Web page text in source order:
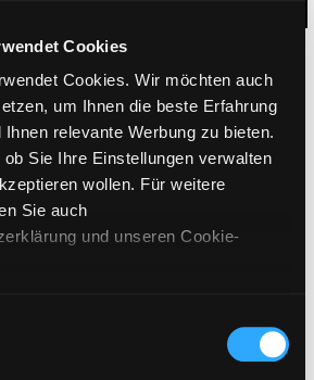
Cookies
Cookies. Wir möchten auch
um Ihnen die beste Erfahrung
relevante Werbung zu bieten.
Sie Ihre Einstellungen verwalten
wollen. Für weitere
Sie auch
und unseren Cookie-
AUS
IN DEN WARENKORB